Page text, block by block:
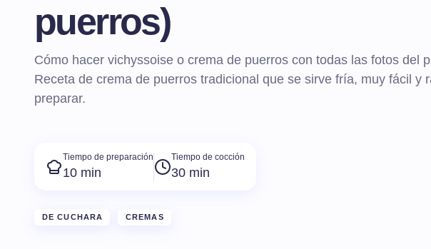
puerros)
Cómo hacer vichyssoise o crema de puerros con todas las fotos del
Receta de crema de puerros tradicional que se sirve fría, muy fácil y
preparar.
Tiempo de preparación
10 min
Tiempo de cocción
30 min
DE CUCHARA CREMAS